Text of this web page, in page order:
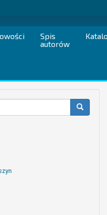
Spis
autorów